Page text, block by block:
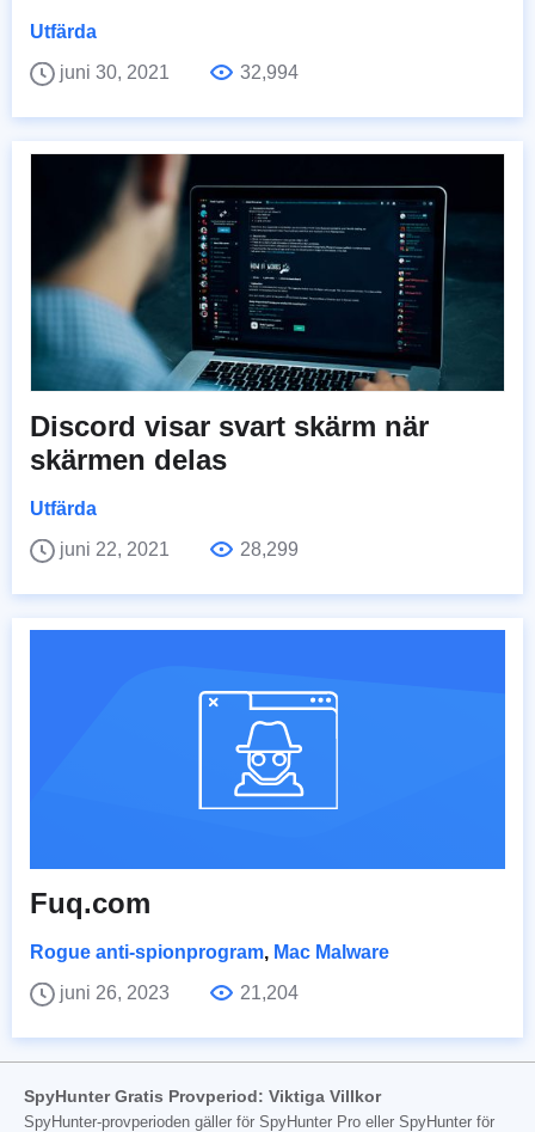
Utfärda
juni 30, 2021
32,994
Discord visar svart skärm när
skärmen delas
Utfärda
juni 22, 2021
28,299
Fuq.com
Rogue anti-spionprogram, Mac Malware
juni 26, 2023
21,204
SpyHunter Gratis Provperiod: Viktiga Villkor
SpyHunter-provperioden gäller för SpyHunter Pro eller SpyHunter för